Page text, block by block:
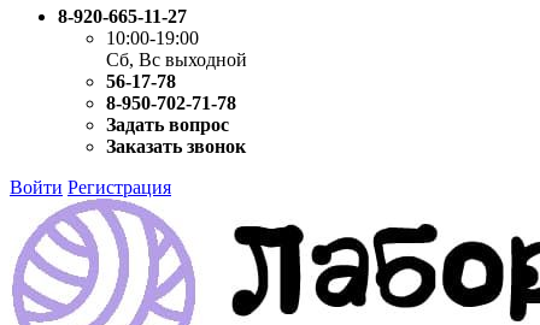
8-920-665-11-27
10:00-19:00
Сб, Вс выходной
56-17-78
8-950-702-71-78
Задать вопрос
Заказать звонок
Войти Регистрация